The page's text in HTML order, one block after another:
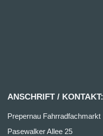
ANSCHRIFT / KONTAKT:
Prepernau Fahrradfachmarkt
Pasewalker Allee 25